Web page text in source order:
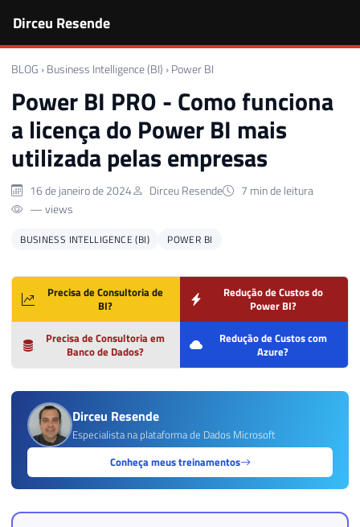
Dirceu Resende
BLOG › Business Intelligence (BI) › Power BI
Power BI PRO - Como funciona
a licença do Power BI mais
utilizada pelas empresas
16 de janeiro de 2024 Dirceu Resende
7 min de leitura
— views
BUSINESS INTELLIGENCE (BI) POWER BI
Precisa de Consultoria de
BI?
Redução de Custos do
Power BI?
Precisa de Consultoria em
Banco de Dados?
Redução de Custos com
Azure?
Dirceu Resende
Especialista na plataforma de Dados Microsoft
Conheça meus treinamentos